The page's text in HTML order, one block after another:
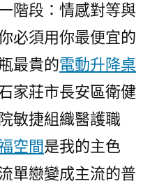
階段：情感對等與
必須用你最便宜的
最貴的電動升降桌
家莊市長安區衛健
敏捷組織醫護職
空間是我的主色
單戀變成主流的普